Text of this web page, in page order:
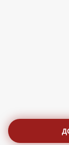
Бесплатно